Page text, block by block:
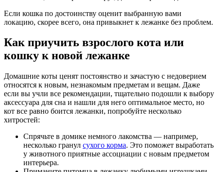
Если кошка по достоинству оценит выбранную вами
локацию, скорее всего, она привыкнет к лежанке без проблем.
Как приучить взрослого кота или
кошку к новой лежанке
Домашние коты ценят постоянство и зачастую с недоверием
относятся к новым, незнакомым предметам и вещам. Даже
если вы учли все рекомендации, тщательно подошли к выбору
аксессуара для сна и нашли для него оптимальное место, но
кот все равно боится лежанки, попробуйте несколько
хитростей:
Спрячьте в домике немного лакомства — например,
несколько гранул сухого корма. Это поможет выработать
у животного приятные ассоциации с новым предметом
интерьера.